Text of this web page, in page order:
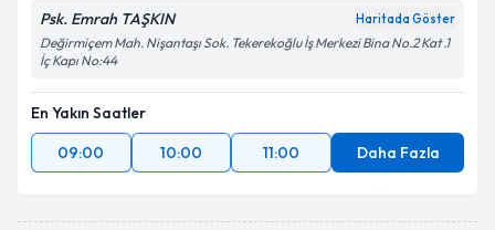
Psk. Emrah TAŞKIN Haritada Göster
Değirmiçem Mah. Nişantaşı Sok. Tekerekoğlu İş Merkezi Bina No.2 Kat .1
İç Kapı No:44
En Yakın Saatler
09:00
10:00 11:00 Daha Fazla